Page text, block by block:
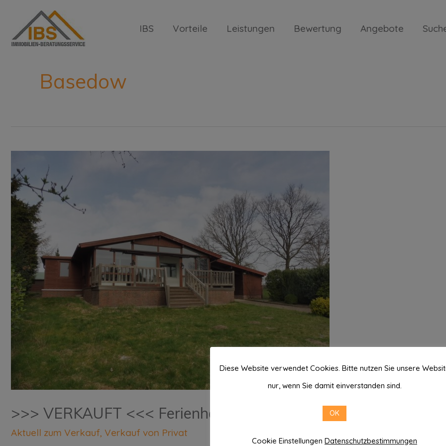
IBS Vorteile Leistungen Bewertung Angebote
Basedow
>>> VERKAUFT <<< Ferienhaus am Lanzer See - Basedow -
Aktuell zum Verkauf, Verkauf von Privat
Diese Website verwendet Cookies. Bitte nutzen Sie unsere
nur, wenn Sie damit einverstanden sind.
OK
Cookie Einstellungen Datenschutzbestimmungen